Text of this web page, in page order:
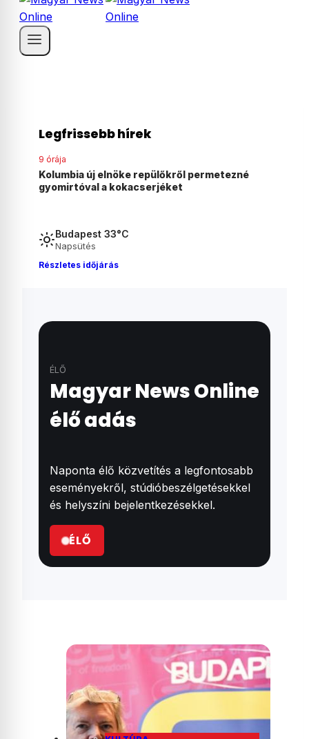
Legfrissebb hírek
9 órája
Agyonvert egy osztrák férfit egy 18 éves
magyar fiú Ausztriában
Budapest 33°C
Napsütés
Részletes időjárás
ÉLŐ
Magyar News Online
élő adás
Naponta élő közvetítés a legfontosabb
eseményekről, stúdióbeszélgetésekkel
és helyszíni bejelentkezésekkel.
ÉLŐ